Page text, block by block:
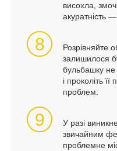
висохла,
акуратність
8
Розрівняйте
залишилося
бульбашку не
і проколіть
проблем.
9
У разі
звичайним
проблемне